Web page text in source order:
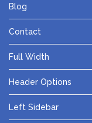
Blog
Contact
Full Width
Header Options
Left Sidebar